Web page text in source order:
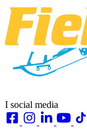
I social media